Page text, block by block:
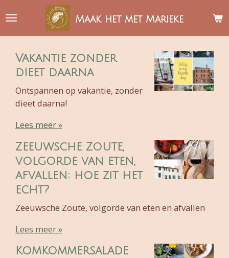
direct
naar
hoofdinhoud
Maak het met Marieke
Vakantie zonder
dieet daarna
Ontspannen op vakantie, zonder
dieet daarna!
Lees meer »
Zeeuwsche Zoute,
volgorde van eten,
afvallen: hoe zit het
echt?
Zeeuwsche Zoute, volgorde van eten en afvallen
Lees meer »
Komkommersalade